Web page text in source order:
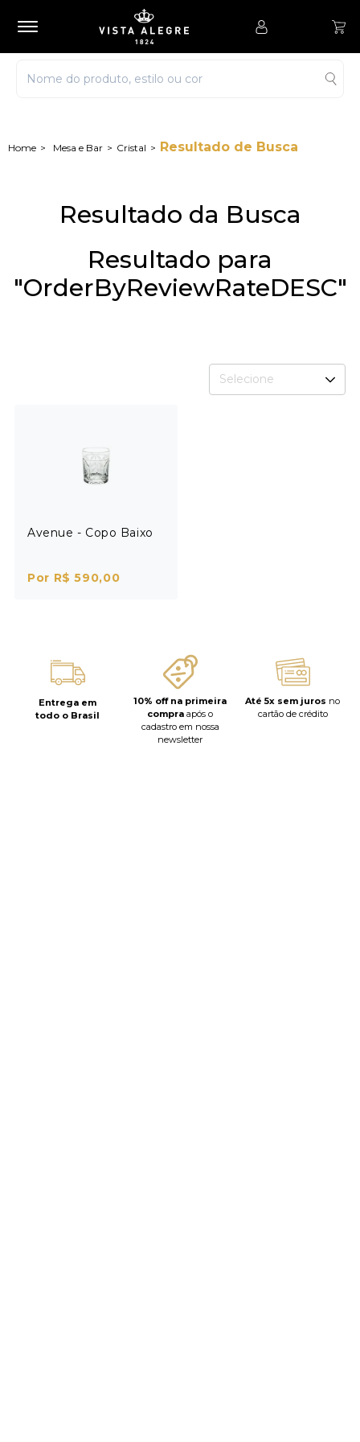
Mesa e Bar Cristal Resultado de Busca
Resultado da Busca
Resultado para
"OrderByReviewRateDESC"
Selecione
Avenue - Copo Baixo
Por R$ 590,00
Entrega em
todo o Brasil
10% off na primeira
compra após o
cadastro em nossa
newsletter
Até 5x sem juros no
cartão de crédito